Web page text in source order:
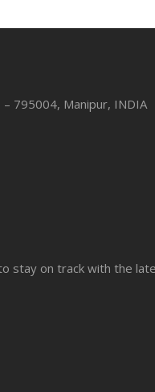
795004, Manipur, INDIA
stay on track with the